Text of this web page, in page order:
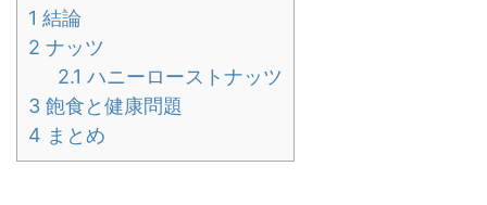
1 結論
2 ナッツ
2.1 ハニーローストナッツ
3 飽食と健康問題
4 まとめ